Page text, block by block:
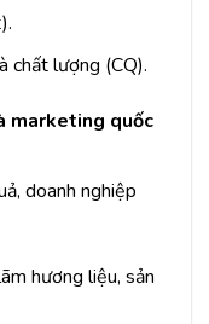
chất lượng (CQ).
marketing quốc
doanh nghiệp
hương liệu, sản